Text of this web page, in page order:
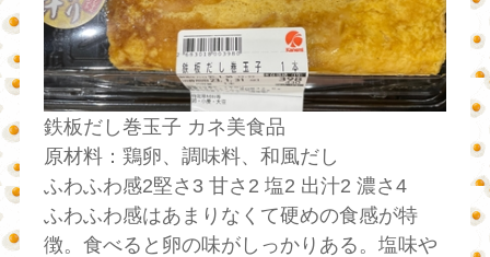
鉄板だし巻玉子 カネ美食品
原材料：鶏卵、調味料、和風だし
ふわふわ感2堅さ3 甘さ2 塩2 出汁2 濃さ4
ふわふわ感はあまりなくて硬めの食感が特
徴。食べると卵の味がしっかりある。塩味や